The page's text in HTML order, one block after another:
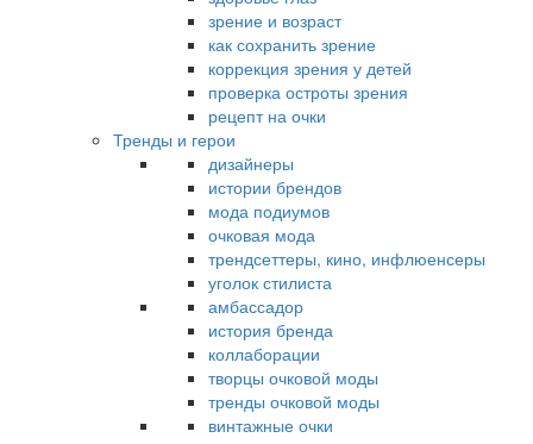
зрение и возраст
как сохранить зрение
коррекция зрения у детей
проверка остроты зрения
рецепт на очки
Тренды и герои
дизайнеры
истории брендов
мода подиумов
очковая мода
трендсеттеры, кино, инфлюенсеры
уголок стилиста
амбассадор
история бренда
коллаборации
творцы очковой моды
тренды очковой моды
винтажные очки